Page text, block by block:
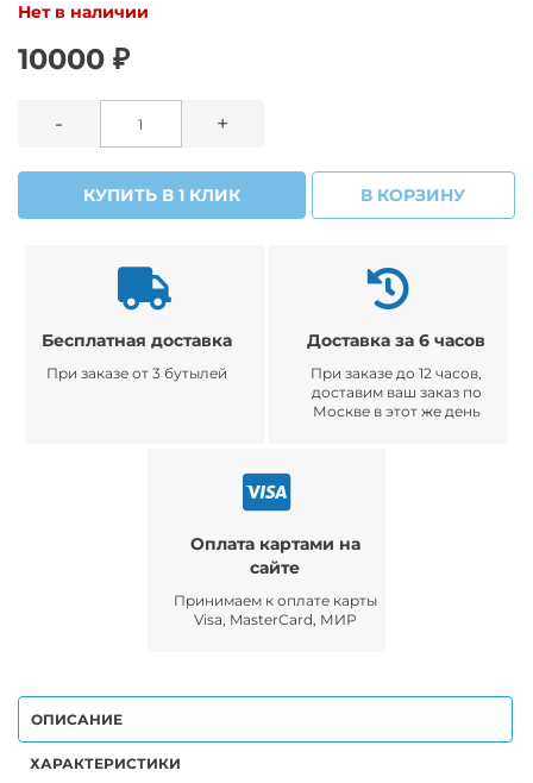
Нет в наличии
10000 ₽
- +
КУПИТЬ В 1 КЛИК В КОРЗИНУ
Бесплатная доставка
При заказе от 3 бутылей
Доставка за 6 часов
При заказе до 12 часов,
доставим ваш заказ по
Москве в этот же день
Оплата картами на
сайте
Принимаем к оплате карты
Visa, MasterCard, МИР
ОПИСАНИЕ
ХАРАКТЕРИСТИКИ